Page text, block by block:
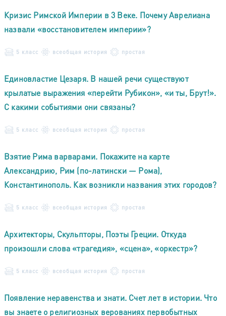
Кризис Римской Империи в 3 Веке. Почему Аврелиана
назвали «восстановителем империи»?
5 класс всеобщая история простая
Единовластие Цезаря. В нашей речи существуют
крылатые выражения «перейти Рубикон», «и ты, Брут!».
С какими событиями они связаны?
5 класс всеобщая история простая
Взятие Рима варварами. Покажите на карте
Александрию, Рим (по-латински — Рома),
Константинополь. Как возникли названия этих городов?
5 класс всеобщая история простая
Архитекторы, Скульпторы, Поэты Греции. Откуда
произошли слова «трагедия», «сцена», «оркестр»?
5 класс всеобщая история простая
Появление неравенства и знати. Счет лет в истории. Что
вы знаете о религиозных верованиях первобытных